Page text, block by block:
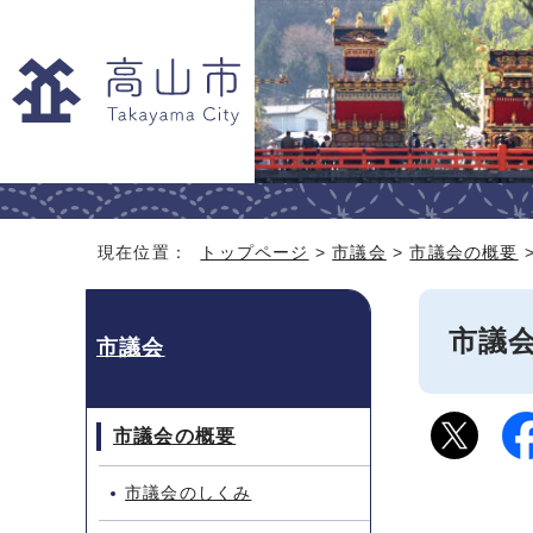
現在位置： トップページ >市議会 >市議会の概要
市議
市議会
市議会の概要
市議会のしくみ